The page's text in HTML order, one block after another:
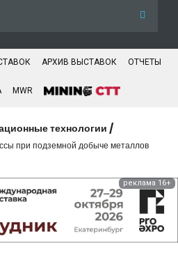
АРХИВ ВЫСТАВОК ОТЧЕТЫ
MWR
технологии /
при подземной добыче металлов
реклама 16+